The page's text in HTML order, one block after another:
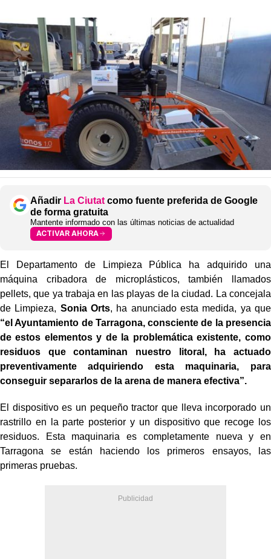
Añadir La Ciutat como fuente preferida de Google
de forma gratuita
Mantente informado con las últimas noticias de actualidad
ACTIVAR AHORA
El Departamento de Limpieza Pública ha adquirido una
máquina cribadora de microplásticos, también llamados
pellets, que ya trabaja en las playas de la ciudad. La concejala
de Limpieza, Sonia Orts, ha anunciado esta medida, ya que
“el Ayuntamiento de Tarragona, consciente de la presencia
de estos elementos y de la problemática existente, como
residuos que contaminan nuestro litoral, ha actuado
preventivamente adquiriendo esta maquinaria, para
conseguir separarlos de la arena de manera efectiva”.
El dispositivo es un pequeño tractor que lleva incorporado un
rastrillo en la parte posterior y un dispositivo que recoge los
residuos. Esta maquinaria es completamente nueva y en
Tarragona se están haciendo los primeros ensayos, las
primeras pruebas.